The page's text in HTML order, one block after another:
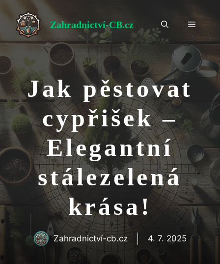
Přeskočit
obsah
Zahradnictví-CB.cz Menu
Jak pěstovat
cypřišek –
Elegantní
stálezelená
krása!
Zahradnictví-cb.cz 4. 7. 2025